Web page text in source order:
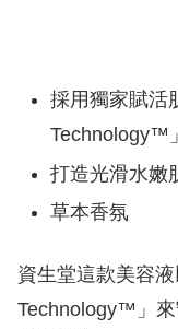
採用獨家賦活
Technology™」
打造光滑水嫩
草本香氛
資生堂這款美容
Technology™」